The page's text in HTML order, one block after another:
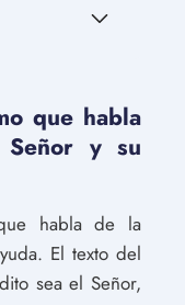
que habla
y su
habla de la
El texto del
sea el Señor,